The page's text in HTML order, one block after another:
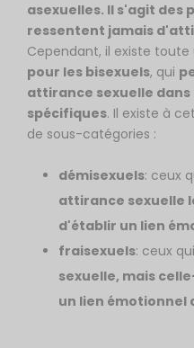
asexuelles. Il s'agit des
ressentent jamais
Cependant, il existe toute
pour les bisexuels, qui
attirance sexuelle
spécifiques. Il existe à
de sous-catégories :
démisexuels: ceux
attirance sexuelle
d'établir un lien
fraisexuels: ceux qui
sexuelle, mais
un lien émotionnel